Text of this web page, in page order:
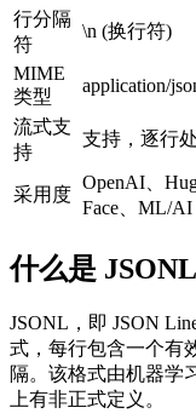
行分隔
符
\n (换行符)
MIME
类型
application/
流式支
持
支持，逐行
采用度
OpenAI、
Face、ML/
什么是
JSONL，即 JSON
式，每行包含一个有
隔。该格式由机器学
上有非正式定义。